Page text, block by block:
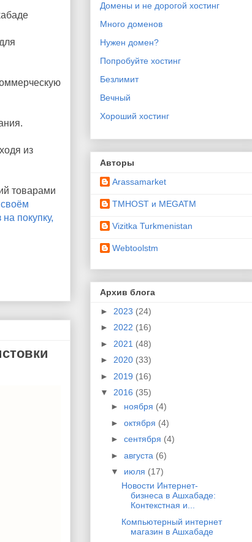
из
товарами
покупку,
Домены и не дорогой хостинг
Много доменов
Нужен домен?
Попробуйте хостинг
Безлимит
Вечный
Хороший хостинг
Авторы
Arassamarket
TMHOST и MEGATM
Vizitka Turkmenistan
Webtoolstm
Архив блога
► 2023 (24)
► 2022 (16)
► 2021 (48)
► 2020 (33)
► 2019 (16)
▼ 2016 (35)
► ноября (4)
► октября (4)
► сентября (4)
► августа (6)
▼ июля (17)
Новости Интернет-
бизнеса в Ашхабаде:
Контекстная и...
Компьютерный интернет
магазин в Ашхабаде